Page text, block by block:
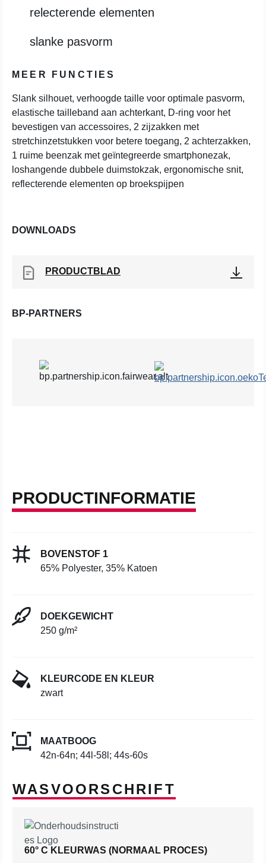
relecterende elementen
slanke pasvorm
MEER FUNCTIES
Slank silhouet, verhoogde taille voor optimale pasvorm,
elastische tailleband aan achterkant, D-ring voor het
bevestigen van accessoires, 2 zijzakken met
stretchinzetstukken voor betere toegang, 2 achterzakken,
1 ruime beenzak met geïntegreerde smartphonezak,
loshangende dubbele duimstokzak, ergonomische snit,
reflecterende elementen op broekspijpen
DOWNLOADS
PRODUCTBLAD
BP-PARTNERS
PRODUCTINFORMATIE
BOVENSTOF 1
65% Polyester, 35% Katoen
DOEKGEWICHT
250 g/m²
KLEURCODE EN KLEUR
zwart
MAATBOOG
42n-64n; 44l-58l; 44s-60s
WASVOORSCHRIFT
60° C KLEURWAS (NORMAAL PROCES)